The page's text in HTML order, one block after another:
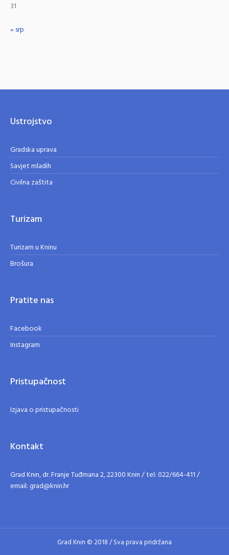
31
« srp
Ustrojstvo
Gradska uprava
Savjet mladih
Civilna zaštita
Turizam
Turizam u Kninu
Brošura
Pratite nas
Facebook
Instagram
Pristupačnost
Izjava o pristupačnosti
Kontakt
Grad Knin, dr. Franje Tuđmana 2, 22300 Knin / tel: 022/664-411 /
email: grad@knin.hr
Grad Knin © 2018 / Sva prava pridržana